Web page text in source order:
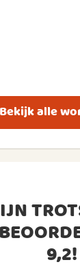
Bekijk alle
9,2!